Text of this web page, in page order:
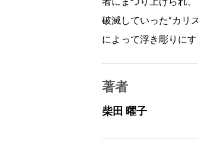
破滅していった“カリ
によって浮き彫りに
著者
柴田 曜子